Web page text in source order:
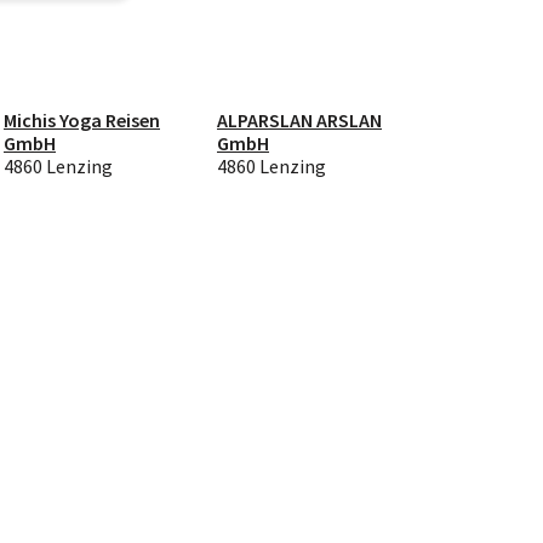
Michis Yoga Reisen
GmbH
4860 Lenzing
ALPARSLAN ARSLAN
GmbH
4860 Lenzing